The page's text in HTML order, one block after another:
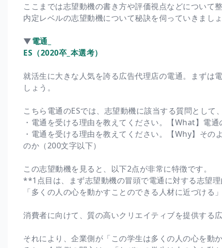
ここまでは志望動機の書き方や評価視点などについて
内定レベルの志望動機について秘訣を伺っていきましょ
▼電通_
ES（2020卒_本選考）
就活生に大きな人気を誇る広告代理店の電通。まずは
しょう。
こちら電通のESでは、志望動機に該当する質問として
・電通を受ける理由を教えてください。【What】電
・電通を受ける理由を教えてください。【Why】そ
のか（200文字以下）
この志望動機を見ると、以下2点が非常に特徴です。
**1点目は、まず志望動機の冒頭で電通に対する志望
「多くの人の心を動かすことのできる人材に近づける
消費者に向けて、質の高いクリエイティブを提供する
それにより、企業側が「この学生は多くの人の心を動